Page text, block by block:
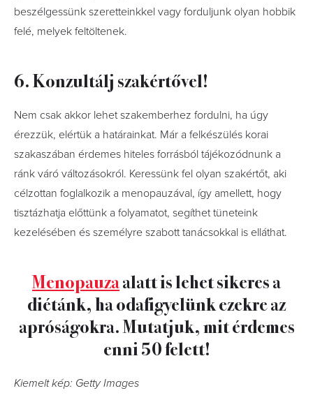
beszélgessünk szeretteinkkel vagy forduljunk olyan hobbik
felé, melyek feltöltenek.
6. Konzultálj szakértővel!
Nem csak akkor lehet szakemberhez fordulni, ha úgy
érezzük, elértük a határainkat. Már a felkészülés korai
szakaszában érdemes hiteles forrásból tájékozódnunk a
ránk váró változásokról. Keressünk fel olyan szakértőt, aki
célzottan foglalkozik a menopauzával, így amellett, hogy
tisztázhatja előttünk a folyamatot, segíthet tüneteink
kezelésében és személyre szabott tanácsokkal is elláthat.
Menopauzaalatt is lehet sikeres a
diétánk, ha odafigyelünk ezekre az
apróságokra. Mutatjuk, mit érdemes
enni 50 felett!
Kiemelt kép: Getty Images